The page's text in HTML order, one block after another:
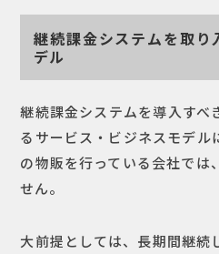
継続課金システムを取り
デル
継続課金システムを導入すべ
るサービス・ビジネスモデル
の物販を行っている会社では
せん。
大前提としては、長期間継続